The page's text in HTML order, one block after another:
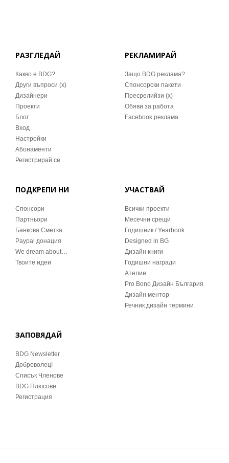
РАЗГЛЕДАЙ
Какво е BDG?
Други въпроси (x)
Дизайнери
Проекти
Блог
Вход
Настройки
Абонаменти
Регистрирай се
РЕКЛАМИРАЙ
Защо BDG реклама?
Спонсорски пакети
Пресрелийзи (x)
Обяви за работа
Facebook реклама
ПОДКРЕПИ НИ
Спонсори
Партньори
Банкова Сметка
Paypal донация
We dream about…
Твоите идеи
УЧАСТВАЙ
Всички проекти
Месечни срещи
Годишник / Yearbook
Designed in BG
Дизайн книги
Годишни награди
Ателие
Pro Bono Дизайн България
Дизайн ментор
Речник дизайн термини
ЗАПОВЯДАЙ
BDG Newsletter
Доброволец!
Списък Членове
BDG Плюсове
Регистрация